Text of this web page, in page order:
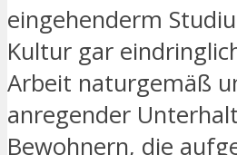
eingehenderm
Kultur gar
Arbeit naturgemäß
anregender
Bewohnern, die